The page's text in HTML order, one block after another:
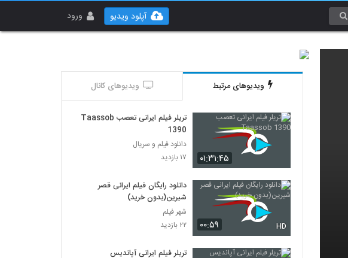
ورود آپلود ویدیو
ویدیوهای مرتبط ویدیوهای کانال
۰۱:۳۱:۴۵
تریلر فیلم ایرانی تعصب Taassob
1390
دانلود فیلم و سریال
۱۷ بازدید
۰۰:۵۹ HD
دانلود رایگان فیلم ایرانی قصر
شیرین(بدون خرید)
شهر فیلم
۲۲ بازدید
تریلر فیلم ایرانی آپاندیس